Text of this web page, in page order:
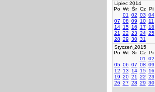
Lipiec 2014
Po Wt Śr Cz Pi
01
02 03 04
07 08 09 10 11
14 15 16 17 18
21
22 23 24 25
28 29 30 31
Styczeń 2015
Po Wt Śr Cz Pi
01
02
05 06 07 08 09
12
13 14 15 16
19 20 21 22 23
26 27 28 29 30